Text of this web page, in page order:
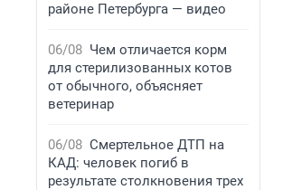
районе Петербурга — видео
06/08 Чем отличается корм
для стерилизованных котов
от обычного, объясняет
ветеринар
06/08 Смертельное ДТП на
КАД: человек погиб в
результате столкновения трех